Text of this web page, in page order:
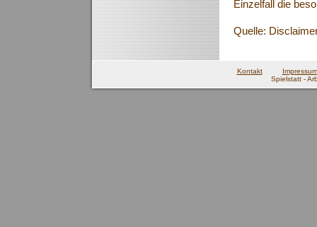
Einzelfall die
Quelle:
Kontakt
Impressum
Spielstatt -